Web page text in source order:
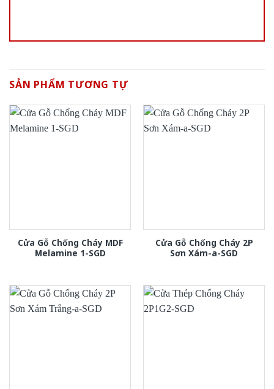
SẢN PHẨM TƯƠNG TỰ
Cửa Gỗ Chống Cháy MDF
Melamine 1-SGD
Cửa Gỗ Chống Cháy 2P
Sơn Xám-a-SGD